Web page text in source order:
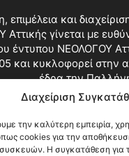
Διαχείριση
την καλύτερη εμπειρία,
cookies για την
Η συγκατάθεση για
επιμέλεια και
γίνεται με
έντυπου ΝΕΟΛΟΓΟΥ
και κυκλοφορεί στην
έδρα την
Επικοινωνία:
ΑΚΟΛΟΥΘΗΣΕ